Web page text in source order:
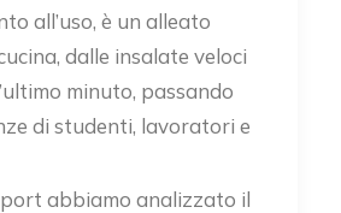
all’uso, è un alleato
dalle insalate veloci
minuto, passando
di studenti, lavoratori e
abbiamo analizzato il